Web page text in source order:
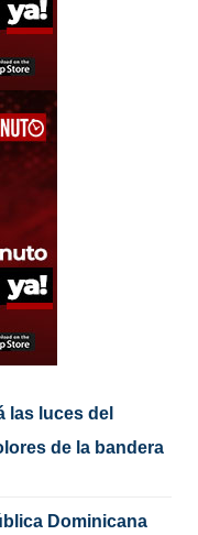
las luces del
de la bandera
Dominicana